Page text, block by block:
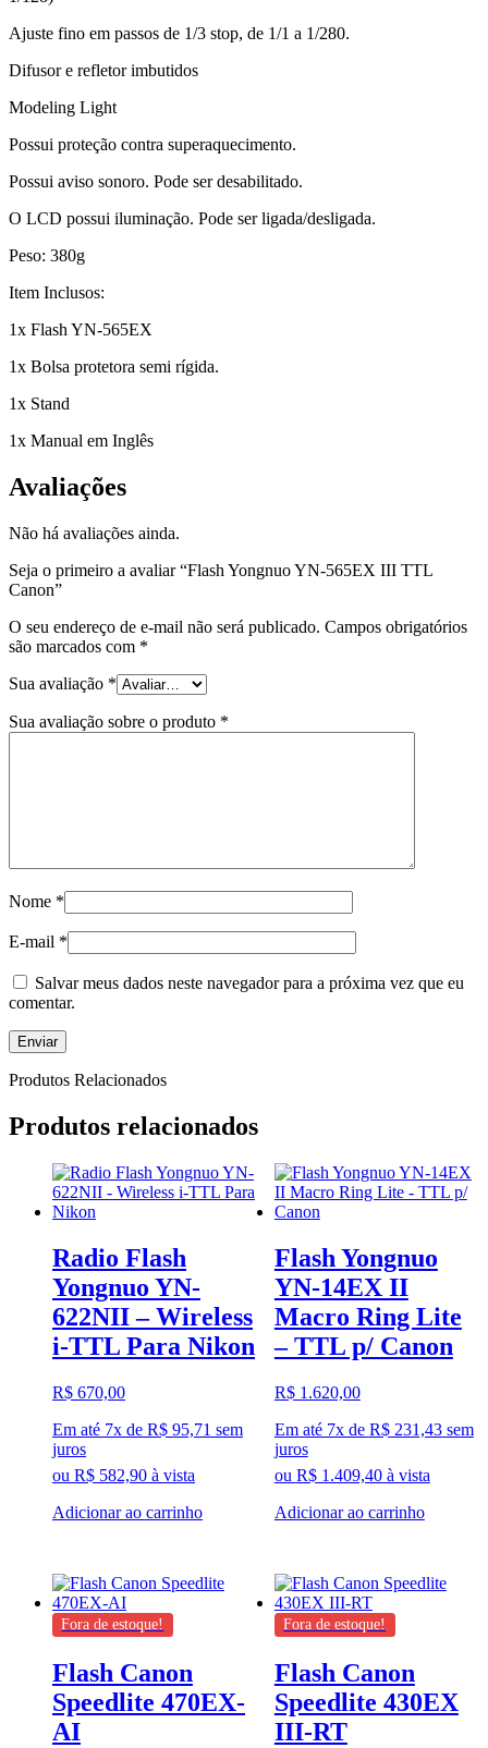
Ajuste fino em passos de 1/3 stop, de 1/1 a 1/280.
Difusor e refletor imbutidos
Modeling Light
Possui proteção contra superaquecimento.
Possui aviso sonoro. Pode ser desabilitado.
O LCD possui iluminação. Pode ser ligada/desligada.
Peso: 380g
Item Inclusos:
1x Flash YN-565EX
1x Bolsa protetora semi rígida.
1x Stand
1x Manual em Inglês
Avaliações
Não há avaliações ainda.
Seja o primeiro a avaliar “Flash Yongnuo YN-565EX III TTL
Canon”
O seu endereço de e-mail não será publicado. Campos obrigatórios
são marcados com *
Sua avaliação *
Sua avaliação sobre o produto *
Nome *
E-mail *
Salvar meus dados neste navegador para a próxima vez que eu
comentar.
Produtos Relacionados
Produtos relacionados
Radio Flash
Yongnuo YN-
622NII – Wireless
i-TTL Para Nikon
R$ 670,00
Em até 7x de R$ 95,71 sem
juros
ou R$ 582,90 à vista
Adicionar ao carrinho
Flash Yongnuo
YN-14EX II
Macro Ring Lite
– TTL p/ Canon
R$1.620,00
Em até 7x de R$231,43 sem
juros
ou R$1.409,40 à vista
Adicionar ao carrinho
Fora de estoque!
Flash Canon
Speedlite 470EX-
AI
Fora de estoque!
Flash Canon
Speedlite 430EX
III-RT